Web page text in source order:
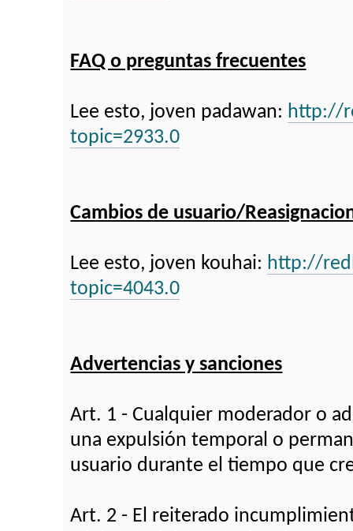
FAQ o preguntas frecuentes
Lee esto, joven padawan: http://
topic=2933.0
Cambios de usuario/
Lee esto, joven kouhai: http://
topic=4043.0
Advertencias y sanciones
Art. 1 - Cualquier moderador o
una expulsión temporal o
usuario durante el tiempo que
Art. 2 - El reiterado